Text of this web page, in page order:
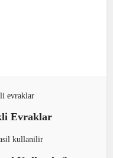
Evraklar